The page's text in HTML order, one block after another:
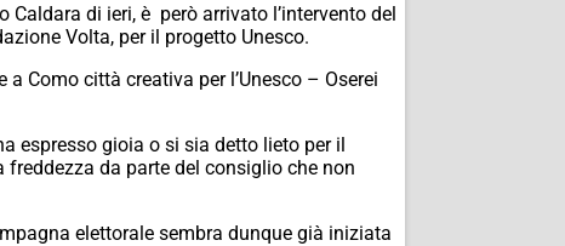
Caldara di ieri, è però arrivato l’intervento del
Volta, per il progetto Unesco.
Como città creativa per l’Unesco – Oserei
espresso gioia o si sia detto lieto per il
da parte del consiglio che non
elettorale sembra dunque già iniziata